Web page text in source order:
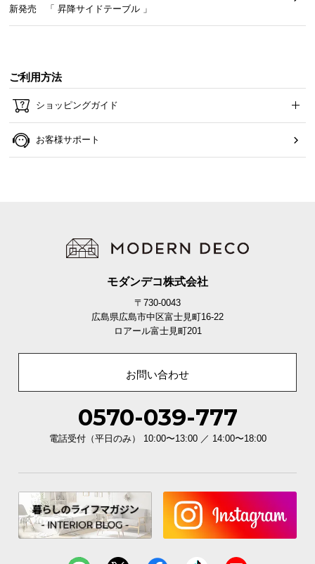
新発売 「 昇降サイドテーブル 」
ご利用方法
ショッピングガイド
お客様サポート
モダンデコ株式会社
〒730-0043
広島県広島市中区富士見町16-22
ロアール富士見町201
お問い合わせ
0570-039-777
電話受付（平日のみ） 10:00〜13:00 ／ 14:00〜18:00